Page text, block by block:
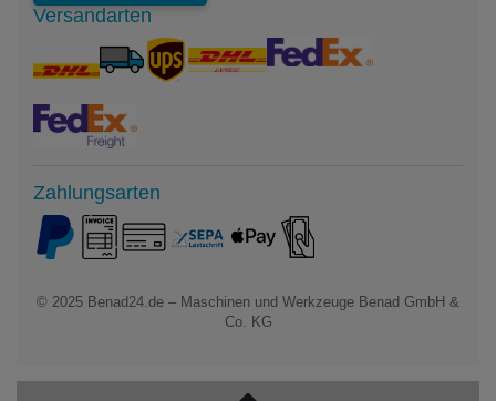
Versandarten
Zahlungsarten
© 2025 Benad24.de – Maschinen und Werkzeuge Benad GmbH &
Co. KG